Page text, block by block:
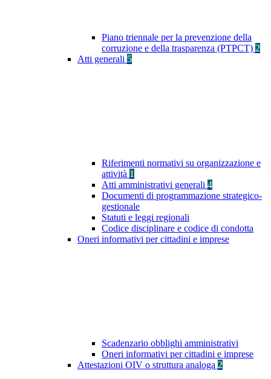
Piano triennale per la prevenzione della
corruzione e della trasparenza (PTPCT) 2
Atti generali 5
Riferimenti normativi su organizzazione e
attività 1
Atti amministrativi generali 4
Documenti di programmazione strategico-
gestionale
Statuti e leggi regionali
Codice disciplinare e codice di condotta
Oneri informativi per cittadini e imprese
Scadenzario obblighi amministrativi
Oneri informativi per cittadini e imprese
Attestazioni OIV o struttura analoga 2